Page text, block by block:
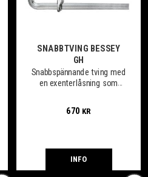
SNABBTVING BESSEY
GH
Snabbspännande tving med
en exenterlåsning som
670 KR
INFO